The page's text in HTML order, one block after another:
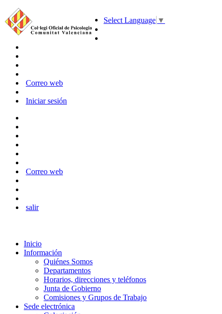
Select Language ▼
Correo web
Iniciar sesión
Correo web
salir
Inicio
Información
Quiénes Somos
Departamentos
Horarios, direcciones y teléfonos
Junta de Gobierno
Comisiones y Grupos de Trabajo
Sede electrónica